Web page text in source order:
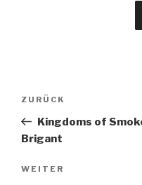
Beitragsnavigation
Vorheriger
Beitrag
ZURÜCK
Kingdoms of
Brigant
Nächster
WEITER